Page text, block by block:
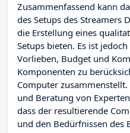
Zusammenfassend kann
des Setups des Streamers
die Erstellung eines
Setups bieten. Es ist
Vorlieben, Budget und
Komponenten zu
Computer
und Beratung von
dass der resultierende
und den Bedürfnissen des